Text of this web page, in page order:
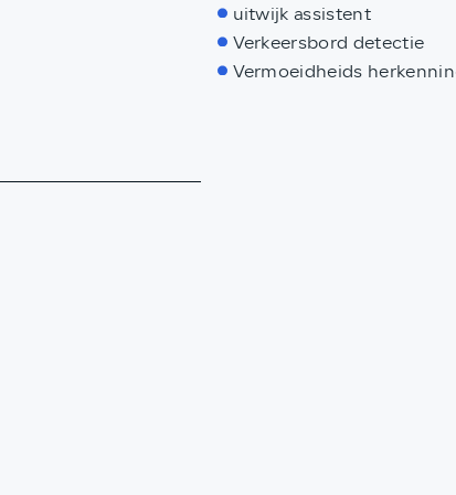
uitwijk assistent
Verkeersbord detectie
Vermoeidheids